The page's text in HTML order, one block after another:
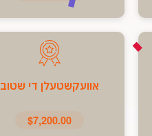
אוועקשטעלן די שטוב
$7,200.00